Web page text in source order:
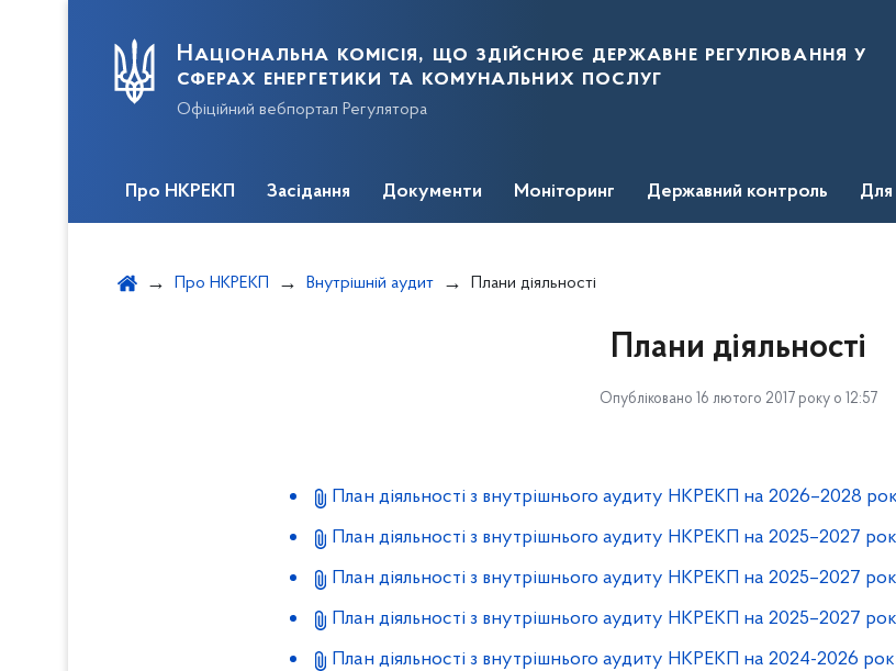
Національна комісія, що здійснює державне регулювання у
сферах енергетики та комунальних послуг
Офіційний вебпортал Регулятора
Про НКРЕКП Засідання Документи Моніторинг Державний контроль Для
Про НКРЕКП Внутрішній аудит Плани діяльності
Плани діяльності
Опубліковано 16 лютого 2017 року о 12:57
План діяльності з внутрішнього аудиту НКРЕКП на 2026–2028
План діяльності з внутрішнього аудиту НКРЕКП на 2025–2027
План діяльності з внутрішнього аудиту НКРЕКП на 2025–2027
План діяльності з внутрішнього аудиту НКРЕКП на 2025–2027
План діяльності з внутрішнього аудиту НКРЕКП на 2024-2026